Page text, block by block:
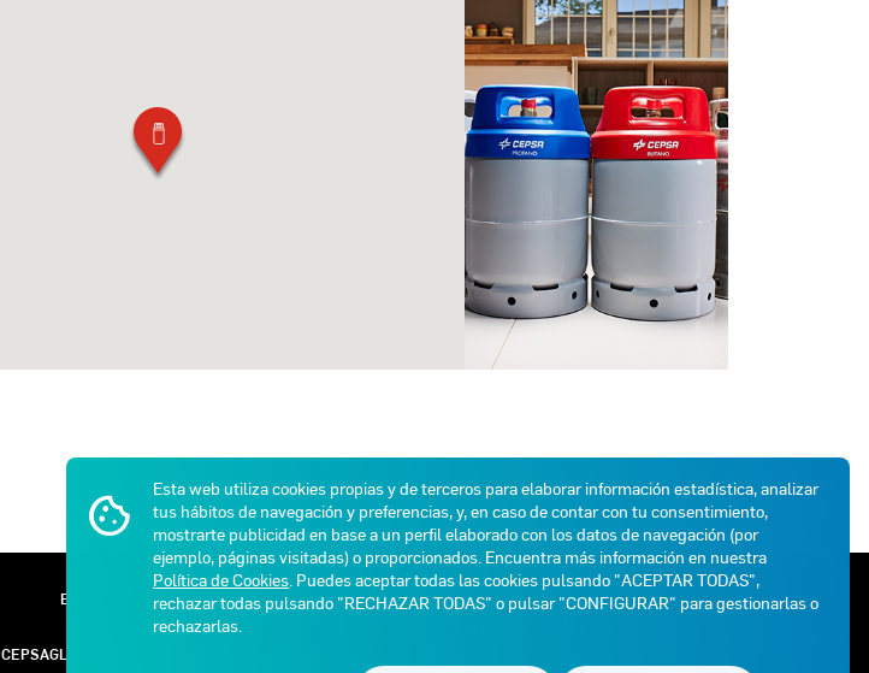
Esta web utiliza cookies propias y de terceros para elaborar información estadística, analizar
tus hábitos de navegación y preferencias, y, en caso de contar con tu consentimiento,
mostrarte publicidad en base a un perfil elaborado con los datos de navegación (por
ejemplo, páginas visitadas) o proporcionados. Encuentra más información en nuestra
Política de Cookies. Puedes aceptar todas las cookies pulsando "ACEPTAR TODAS",
rechazar todas pulsando "RECHAZAR TODAS" o pulsar "CONFIGURAR" para gestionarlas o
rechazarlas.
E-MAIL
CEPSAGLP@GASIB.COM
ATENCIÓN AL CLIENTE